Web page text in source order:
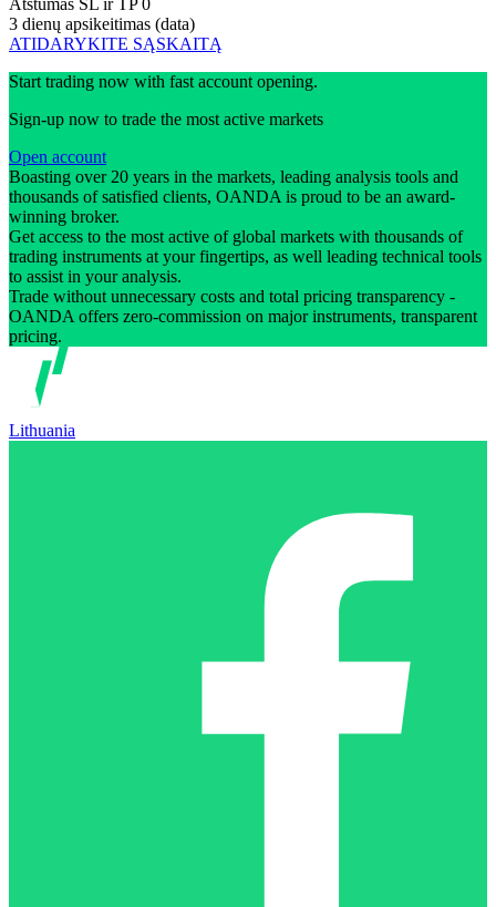
Atstumas SL ir TP 0
3 dienų apsikeitimas (data)
ATIDARYKITE SĄSKAITĄ
Start trading now with fast account opening.
Sign-up now to trade the most active markets
Open account
Boasting over 20 years in the markets, leading analysis tools and
thousands of satisfied clients, OANDA is proud to be an award-
winning broker.
Get access to the most active of global markets with thousands of
trading instruments at your fingertips, as well leading technical tools
to assist in your analysis.
Trade without unnecessary costs and total pricing transparency -
OANDA offers zero-commission on major instruments, transparent
pricing.
Lithuania